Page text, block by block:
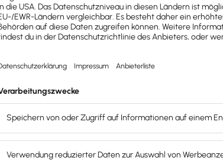
beurteilen
bei Gesellschafter-Leitern.